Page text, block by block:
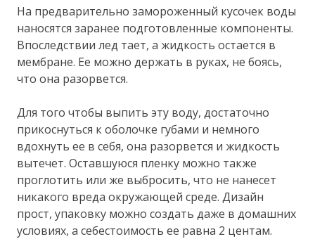
На предварительно замороженный кусочек воды
наносятся заранее подготовленные компоненты.
Впоследствии лед тает, а жидкость остается в
мембране. Ее можно держать в руках, не боясь,
что она разорвется.
Для того чтобы выпить эту воду, достаточно
прикоснуться к оболочке губами и немного
вдохнуть ее в себя, она разорвется и жидкость
вытечет. Оставшуюся пленку можно также
проглотить или же выбросить, что не нанесет
никакого вреда окружающей среде. Дизайн
прост, упаковку можно создать даже в домашних
условиях, а себестоимость ее равна 2 центам.